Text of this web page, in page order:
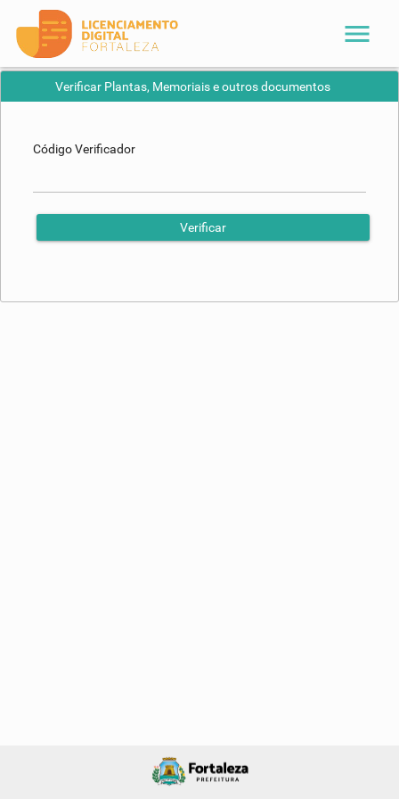
menu
Verificar Plantas, Memoriais e outros documentos
Código Verificador
Verificar